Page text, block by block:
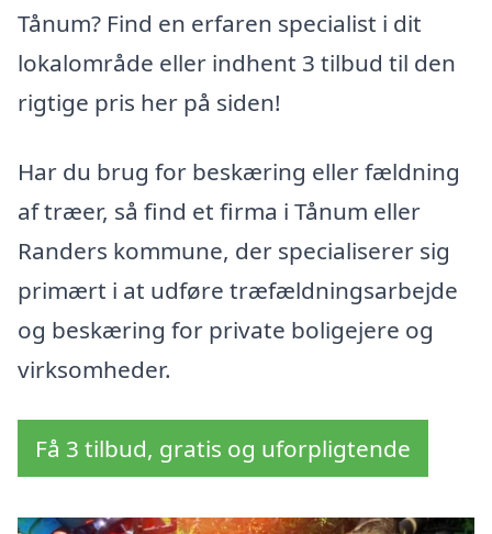
Tånum? Find en erfaren specialist i dit
lokalområde eller indhent 3 tilbud til den
rigtige pris her på siden!
Har du brug for beskæring eller fældning
af træer, så find et firma i Tånum eller
Randers kommune, der specialiserer sig
primært i at udføre træfældningsarbejde
og beskæring for private boligejere og
virksomheder.
Få 3 tilbud, gratis og uforpligtende